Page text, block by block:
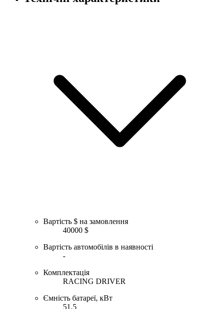
Вартість $ на замовлення
40000 $
Вартість автомобілів в наявності
-
Комплектація
RACING DRIVER
Ємність батареї, кВт
51,5